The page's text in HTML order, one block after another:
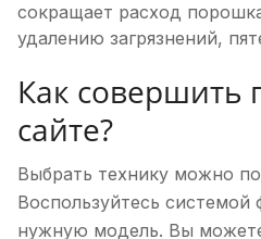
сокращает расход
удалению загрязнений,
Как совершить
сайте?
Выбрать технику можно по
Воспользуйтесь
нужную модель. Вы